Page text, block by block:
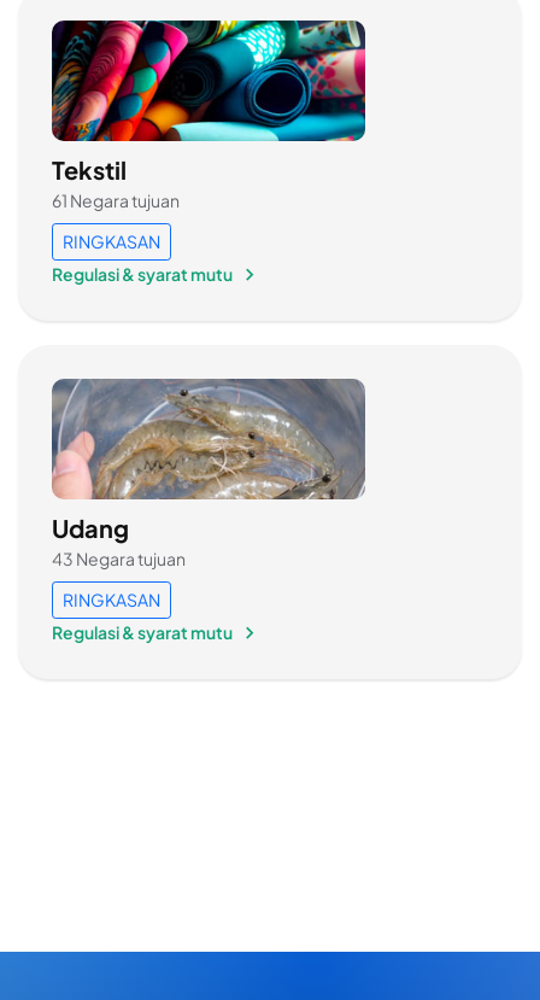
Tekstil
61 Negara tujuan
RINGKASAN
Regulasi & syarat mutu
Udang
43 Negara tujuan
RINGKASAN
Regulasi & syarat mutu